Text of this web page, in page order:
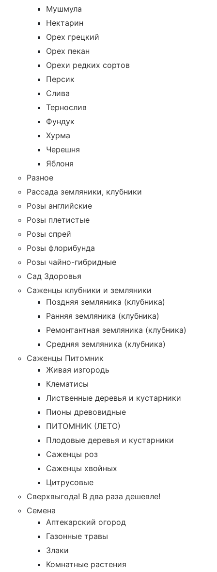
Мушмула
Нектарин
Орех грецкий
Орех пекан
Орехи редких сортов
Персик
Слива
Тернослив
Фундук
Хурма
Черешня
Яблоня
Разное
Рассада земляники, клубники
Розы английские
Розы плетистые
Розы спрей
Розы флорибунда
Розы чайно-гибридные
Сад Здоровья
Саженцы клубники и земляники
Поздняя земляника (клубника)
Ранняя земляника (клубника)
Ремонтантная земляника (клубника)
Средняя земляника (клубника)
Саженцы Питомник
Живая изгородь
Клематисы
Лиственные деревья и кустарники
Пионы древовидные
ПИТОМНИК (ЛЕТО)
Плодовые деревья и кустарники
Саженцы роз
Саженцы хвойных
Цитрусовые
Сверхвыгода! В два раза дешевле!
Семена
Аптекарский огород
Газонные травы
Злаки
Комнатные растения